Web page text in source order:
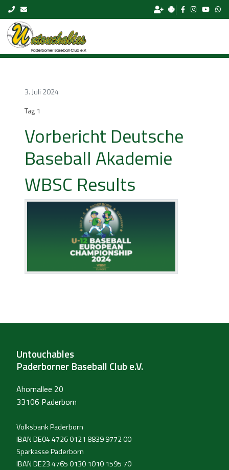
Skip to content
3. Juli 2024
Tag 1
Vorbericht Deutsche
Baseball Akademie
WBSC Results
Untouchables
Paderborner Baseball Club e.V.
Ahornallee 20
33106 Paderborn
Volksbank Paderborn
IBAN DE04 4726 0121 8839 9772 00
Sparkasse Paderborn
IBAN DE23 4765 0130 1010 1595 70